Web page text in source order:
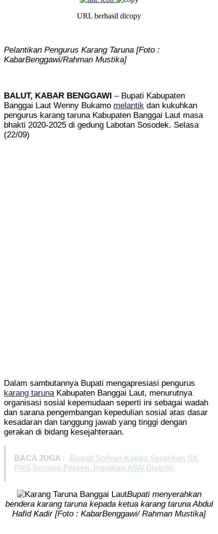
URL berhasil dicopy
Pelantikan Pengurus Karang Taruna [Foto :
KabarBenggawi/Rahman Mustika]
BALUT, KABAR BENGGAWI – Bupati Kabupaten
Banggai Laut Wenny Bukamo melantik dan kukuhkan
pengurus karang taruna Kabupaten Banggai Laut masa
bhakti 2020-2025 di gedung Labotan Sosodek. Selasa
(22/09)
Dalam sambutannya Bupati mengapresiasi pengurus
karang tarunaKabupaten Banggai Laut, menurutnya
organisasi sosial kepemudaan seperti ini sebagai wadah
dan sarana pengembangan kepedulian sosial atas dasar
kesadaran dan tanggung jawab yang tinggi dengan
gerakan di bidang kesejahteraan.
BACA JUGA :
Bupati Sofyan Kaepa Serahkan SK
PNS Seratus Persen, Ingatkan ASN Disiplin
Bupati menyerahkan
bendera karang taruna kepada ketua karang taruna Abdul
Hafid Kadir [Foto : KabarBenggawi/ Rahman Mustika]